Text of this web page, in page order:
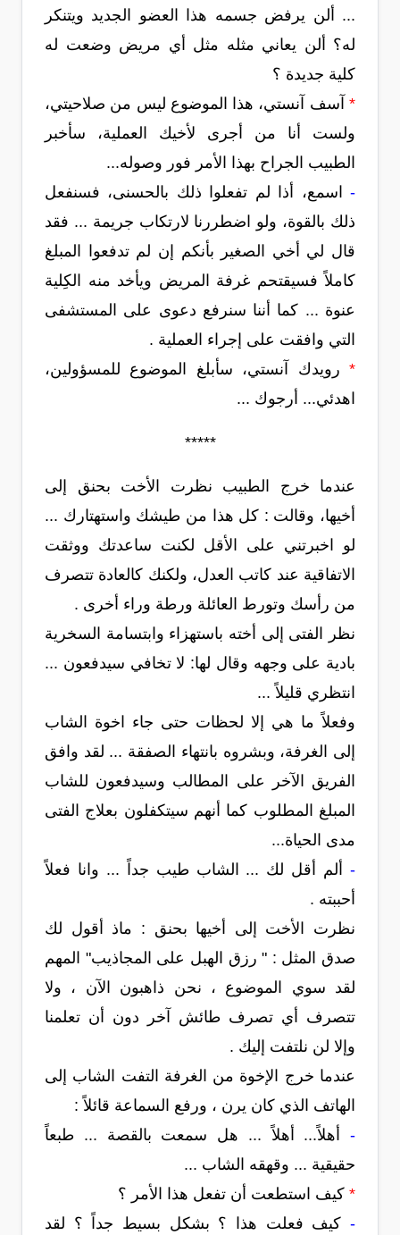
... ألن يرفض جسمه هذا العضو الجديد ويتنكر
له؟ ألن يعاني مثله مثل أي مريض وضعت له
كلية جديدة ؟
* آسف آنستي، هذا الموضوع ليس من صلاحيتي،
ولست أنا من أجرى لأخيك العملية، سأخبر
الطبيب الجراح بهذا الأمر فور وصوله...
- اسمع، أذا لم تفعلوا ذلك بالحسنى، فسنفعل
ذلك بالقوة، ولو اضطررنا لارتكاب جريمة ... فقد
قال لي أخي الصغير بأنكم إن لم تدفعوا المبلغ
كاملاً فسيقتحم غرفة المريض ويأخد منه الكِلية
عنوة ... كما أننا سنرفع دعوى على المستشفى
التي وافقت على إجراء العملية .
* رويدك آنستي، سأبلغ الموضوع للمسؤولين،
اهدئي... أرجوك ...
*****
عندما خرج الطبيب نظرت الأخت بحنق إلى
أخيها، وقالت : كل هذا من طيشك واستهتارك ...
لو اخبرتني على الأقل لكنت ساعدتك ووثقت
الاتفاقية عند كاتب العدل، ولكنك كالعادة تتصرف
من رأسك وتورط العائلة ورطة وراء أخرى .
نظر الفتى إلى أخته باستهزاء وابتسامة السخرية
بادية على وجهه وقال لها: لا تخافي سيدفعون ...
انتظري قليلاً ...
وفعلاً ما هي إلا لحظات حتى جاء اخوة الشاب
إلى الغرفة، وبشروه بانتهاء الصفقة ... لقد وافق
الفريق الآخر على المطالب وسيدفعون للشاب
المبلغ المطلوب كما أنهم سيتكفلون بعلاج الفتى
مدى الحياة...
- ألم أقل لك ... الشاب طيب جداً ... وانا فعلاً
أحببته .
نظرت الأخت إلى أخيها بحنق : ماذ أقول لك
صدق المثل : " رزق الهبل على المجاذيب" المهم
لقد سوي الموضوع ، نحن ذاهبون الآن ، ولا
تتصرف أي تصرف طائش آخر دون أن تعلمنا
وإلا لن نلتفت إليك .
عندما خرج الإخوة من الغرفة التفت الشاب إلى
الهاتف الذي كان يرن ، ورفع السماعة قائلاً :
- أهلاً... أهلاً ... هل سمعت بالقصة ... طبعاً
حقيقية ... وقهقه الشاب ...
* كيف استطعت أن تفعل هذا الأمر ؟
- كيف فعلت هذا ؟ بشكل بسيط جداً ؟ لقد